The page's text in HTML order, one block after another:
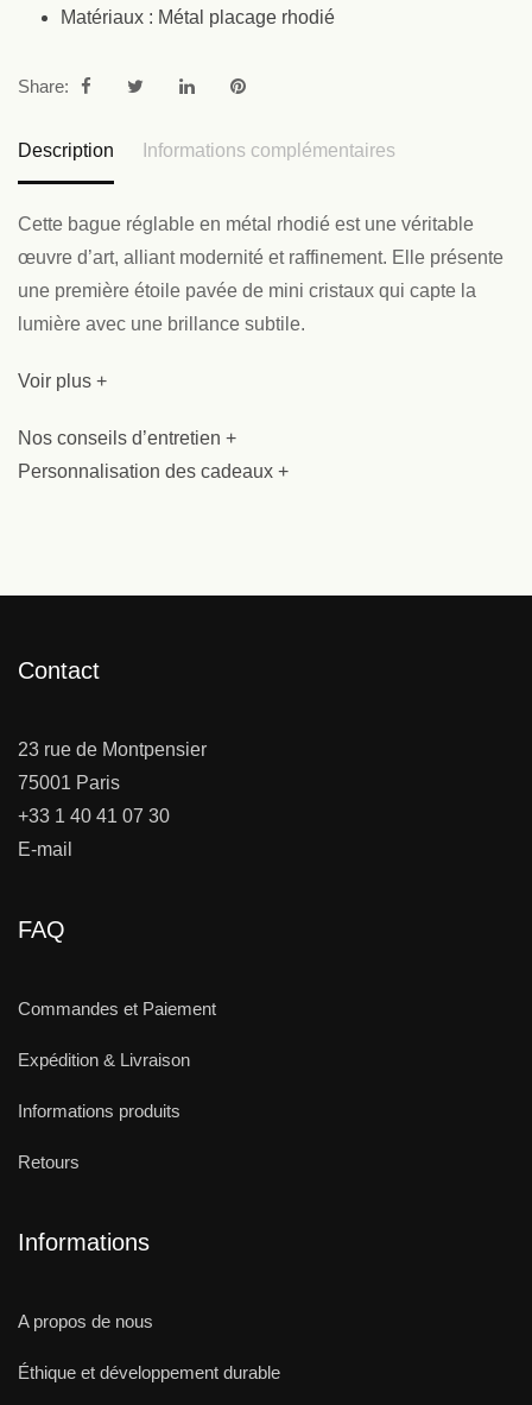
Matériaux : Métal placage rhodié
Share:
Description Informations complémentaires
Cette bague réglable en métal rhodié est une véritable
œuvre d’art, alliant modernité et raffinement. Elle présente
une première étoile pavée de mini cristaux qui capte la
lumière avec une brillance subtile.
Voir plus +
Nos conseils d’entretien +
Personnalisation des cadeaux +
Contact
23 rue de Montpensier
75001 Paris
+33 1 40 41 07 30
E-mail
FAQ
Commandes et Paiement
Expédition & Livraison
Informations produits
Retours
Informations
A propos de nous
Éthique et développement durable